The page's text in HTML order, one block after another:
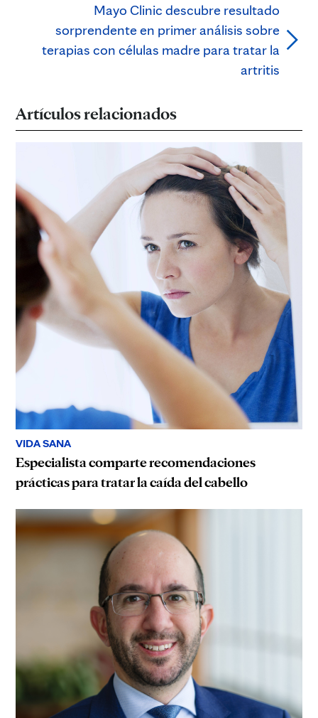
Mayo Clinic descubre resultado
sorprendente en primer análisis sobre
terapias con células madre para tratar la
artritis
Artículos relacionados
VIDA SANA
Especialista comparte recomendaciones
prácticas para tratar la caída del cabello